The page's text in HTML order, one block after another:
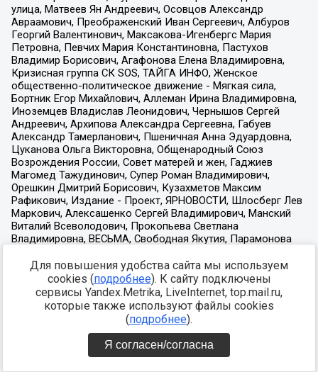
Для повышения удобства сайта мы используем
cookies (подробнее). К сайту подключены
сервисы Yandex.Metrika, LiveInternet, top.mail.ru,
которые также используют файлы cookies
(подробнее).
Я согласен/согласна